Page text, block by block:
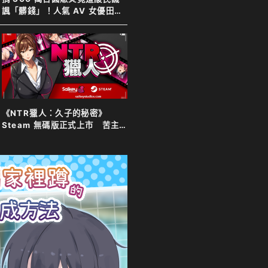
諷「髒錢」！人氣 AV 女優田野
憂霸氣反擊表示善意不分貴賤
《NTR獵人：久子的秘密》
Steam 無碼版正式上市 苦主